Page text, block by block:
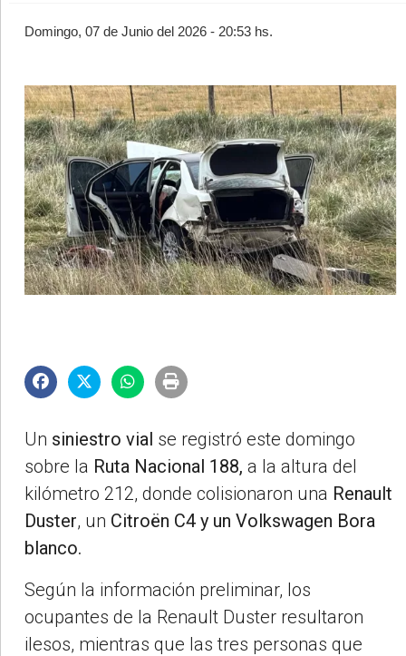
Domingo, 07 de Junio del 2026 - 20:53 hs.
Un siniestro vial se registró este domingo
sobre la Ruta Nacional 188, a la altura del
kilómetro 212, donde colisionaron una Renault
Duster, un Citroën C4 y un Volkswagen Bora
blanco.
Según la información preliminar, los
ocupantes de la Renault Duster resultaron
ilesos, mientras que las tres personas que